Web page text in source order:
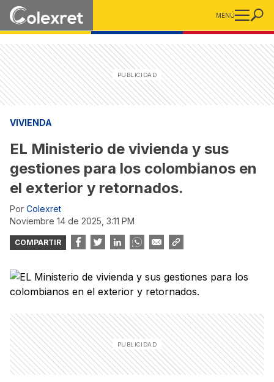
MENÚ
VIVIENDA
EL Ministerio de vivienda y sus
gestiones para los colombianos en
el exterior y retornados.
Por Colexret
noviembre 14 de 2025, 3:11 PM
COMPARTIR